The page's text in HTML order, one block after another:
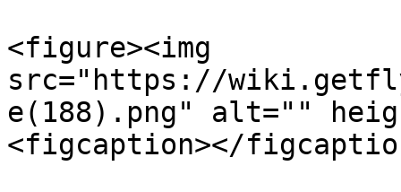
<figure><img
src="https://
e(188).png" alt=""
<figcaption></